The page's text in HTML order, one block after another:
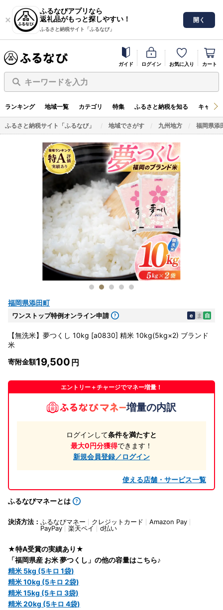
ふるなびアプリなら
返礼品がもっと探しやすい！
ふるさと納税サイト「ふるなび」
開く
ガイド ログイン お気に入り カート
キーワードを入力
ランキング 地域一覧 カテゴリ 特集 ふるさと納税を知る キャン
ふるさと納税サイト「ふるなび」 地域でさがす 九州地方 福岡県添
福岡県添田町
ワンストップ特例オンライン申請 e ま 自
【無洗米】夢つくし 10kg [a0830] 精米 10kg(5kg×2) ブランド
米
寄附金額19,500
エントリー＋チャージでマネー増量！
増量の内訳
ログインして条件を満たすと
最大0円分獲得できます！
新規会員登録／ログイン
使える店舗・サービス一覧
ふるなびマネーとは
決済方法： ふるなびマネー クレジットカード
Amazon Pay
PayPay
楽天ペイ d払い
★特A受賞の実績あり★
「福岡県産 お米 夢つくし」の他の容量はこちら♪
精米 5kg (5キロ 1袋)
精米 10kg (5キロ 2袋)
精米 15kg (5キロ 3袋)
精米 20kg (5キロ 4袋)